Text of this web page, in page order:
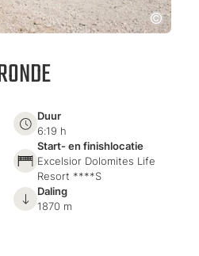
Duur
6:19 h
Start- en finishlocatie
Excelsior Dolomites Life
Resort ****S
Daling
1870 m